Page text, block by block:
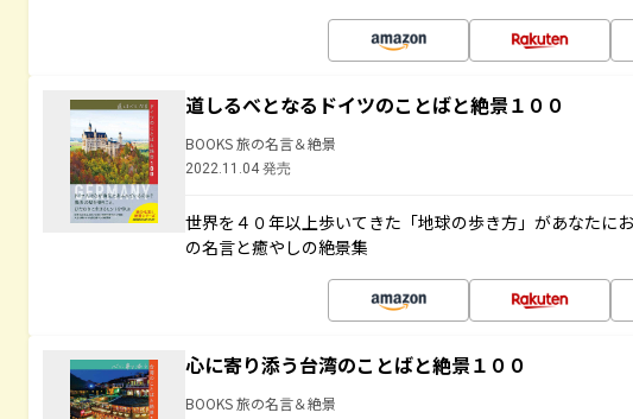
道しるべとなるドイツのことばと絶景１００
BOOKS 旅の名言＆絶景
2022.11.04 発売
世界を４０年以上歩いてきた「地球の歩き方」があなたに
の名言と癒やしの絶景集
心に寄り添う台湾のことばと絶景１００
BOOKS 旅の名言＆絶景